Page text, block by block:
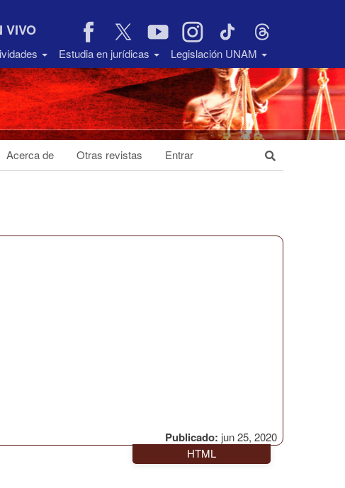
VIVO
Estudia en jurídicas Legislación UNAM
Acerca de Otras revistas Entrar
Publicado: jun 25, 2020
HTML